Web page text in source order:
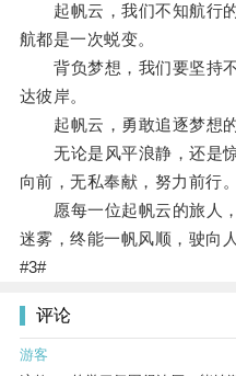
起帆云，我们不知航行的
航都是一次蜕变。
背负梦想，我们要坚持不
达彼岸。
起帆云，勇敢追逐梦想的
无论是风平浪静，还是惊
向前，无私奉献，努力前行。
愿每一位起帆云的旅人，
迷雾，终能一帆风顺，驶向
#3#
评论
游客